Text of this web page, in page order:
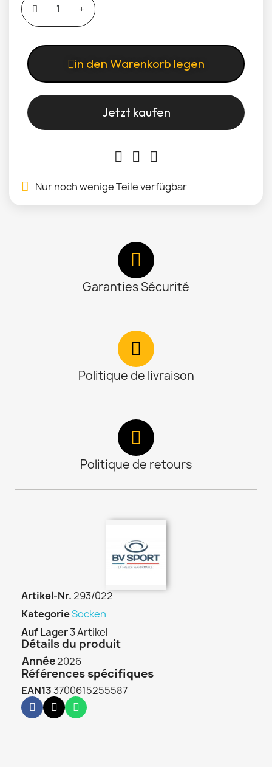
in den Warenkorb legen
Jetzt kaufen
Nur noch wenige Teile verfügbar
Garanties Sécurité
Politique de livraison
Politique de retours
Artikel-Nr.293/022
KategorieSocken
Auf Lager3 Artikel
Détails du produit
Année2026
Références spécifiques
EAN133700615255587